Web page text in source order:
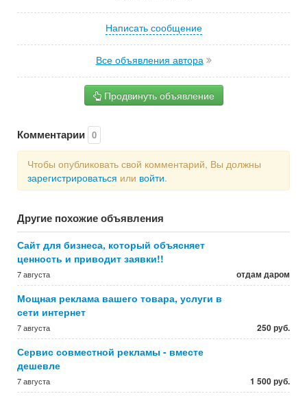
Написать сообщение
Все объявления автора
Продвинуть объявление
Комментарии 0
Чтобы опубликовать свой комментарий, Вы должны
зарегистрироваться или войти.
Другие похожие объявления
Сайт для бизнеса, который объясняет
ценность и приводит заявки!!
7 августа отдам даром
Мощная реклама вашего товара, услуги в
сети интернет
7 августа 250 руб.
Сервис совместной рекламы - вместе
дешевле
7 августа 1 500 руб.